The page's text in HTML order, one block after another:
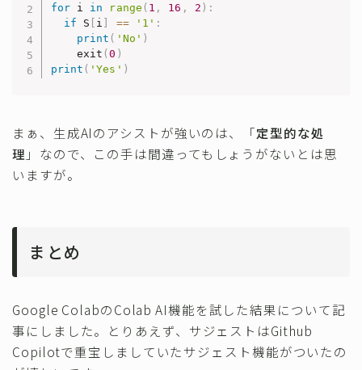
for i in range ( 1 , 16 , 2 ) :
if S i == '1' :
print ( 'No' )
    exit
(0 )
print ( 'Yes' )
まぁ、生成AIのアシストが強いのは、「定型的な処
理 」なので、この手は間違ってもしょうがないとは思
いますが。
まとめ
Google ColabのColab AI機能を試した結果について記
事にしました。とりあえず、サジェストはGithub
Copilotで重宝しましていたサジェスト機能がついたの